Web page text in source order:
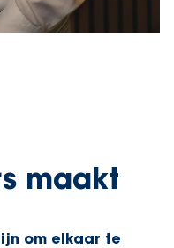
maakt
om elkaar te